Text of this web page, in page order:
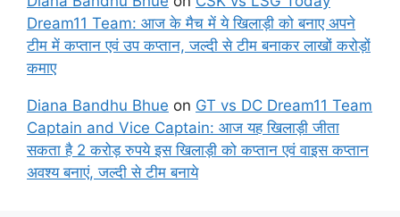
Dream11 Team: आज के मैच में ये खिलाड़ी को बनाए अपने
टीम में कप्तान एवं उप कप्तान, जल्दी से टीम बनाकर लाखों करोड़ों
कमाए
Diana Bandhu Bhue on GT vs DC Dream11 Team
Captain and Vice Captain: आज यह खिलाड़ी जीता
सकता है 2 करोड़ रुपये इस खिलाड़ी को कप्तान एवं वाइस कप्तान
अवश्य बनाएं, जल्दी से टीम बनाये